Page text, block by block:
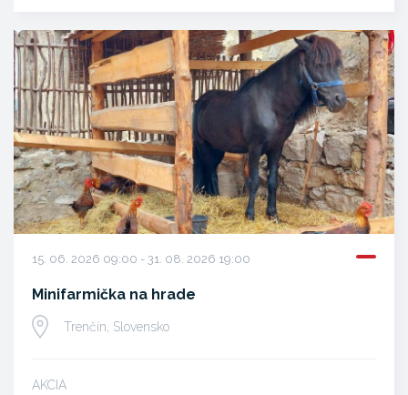
15. 06. 2026 09:00 - 31. 08. 2026 19:00
Minifarmička na hrade
Trenčín, Slovensko
AKCIA